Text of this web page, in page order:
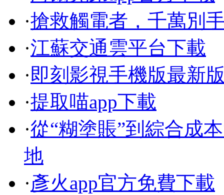
·搶救觸電者，千萬別
·江蘇交通雲平台下載
·即刻影視手機版最新
·提取喵app下載
·從“糊塗賬”到綜合成
地
·彥火app官方免費下載